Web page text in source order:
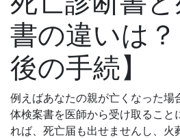
書の違いは
後の手続】
例えばあなたの親が亡くなった場
体検案書を医師から受け取ること
れば、死亡届も出せませんし、火